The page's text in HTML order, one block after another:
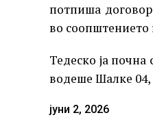
потпиша
во соопштението
Тедеско ја почна
водеше Шалке 04,
јуни 2, 2026